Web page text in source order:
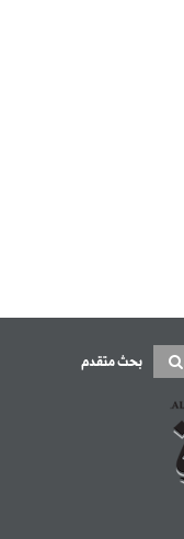
بحث متقدم